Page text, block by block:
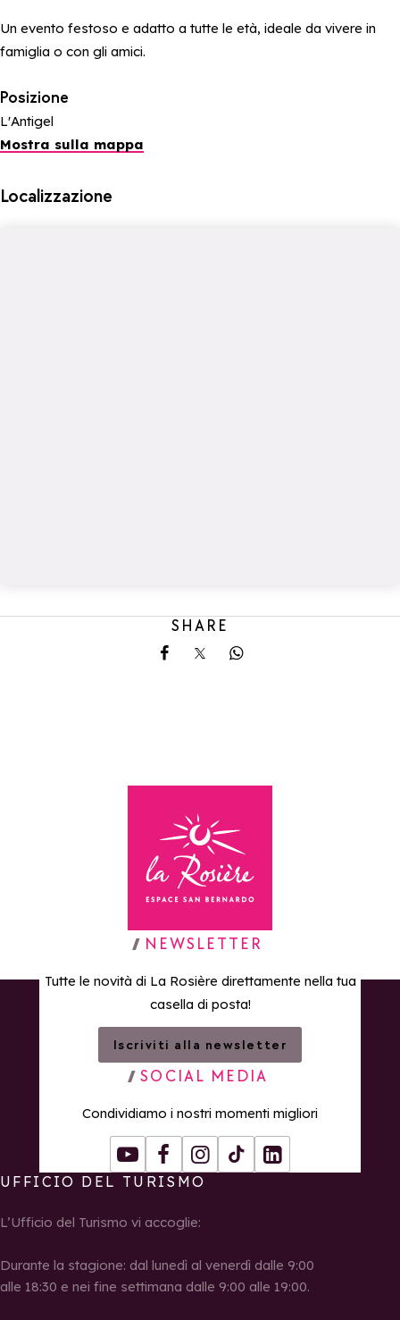
Un evento festoso e adatto a tutte le età, ideale da vivere in
famiglia o con gli amici.
Posizione
L'Antigel
Mostra sulla mappa
Localizzazione
SHARE
Share on Facebook
Share on XShare on Whatsapp
Torna alla home page
NEWSLETTER
Tutte le novità di La Rosière direttamente nella tua
casella di posta!
Iscriviti alla newsletter
SOCIAL MEDIA
Condividiamo i nostri momenti migliori
YoutubeFacebookInstagram
Tiktok LinkedIn
UFFICIO DEL TURISMO
L’Ufficio del Turismo vi accoglie:
Durante la stagione: dal lunedì al venerdì dalle 9:00
alle 18:30 e nei fine settimana dalle 9:00 alle 19:00.